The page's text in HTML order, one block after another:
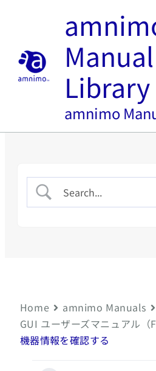
Manual
Library
amnimo
Home
amnimo Manuals
GUI ユーザーズマニュアル（
機器情報を確認する